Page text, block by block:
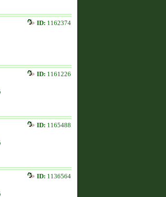
ID: 1162374
ID: 1161226
ID: 1165488
ID: 1136564